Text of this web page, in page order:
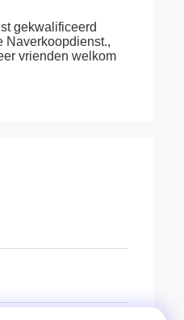
gekwalificeerd
Naverkoopdienst.,
vrienden welkom